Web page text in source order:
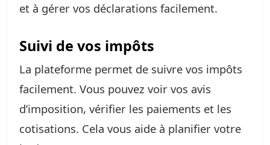
et à gérer vos déclarations facilement.
Suivi de vos impôts
La plateforme permet de suivre vos impôts
facilement. Vous pouvez voir vos avis
d’imposition, vérifier les paiements et les
cotisations. Cela vous aide à planifier votre